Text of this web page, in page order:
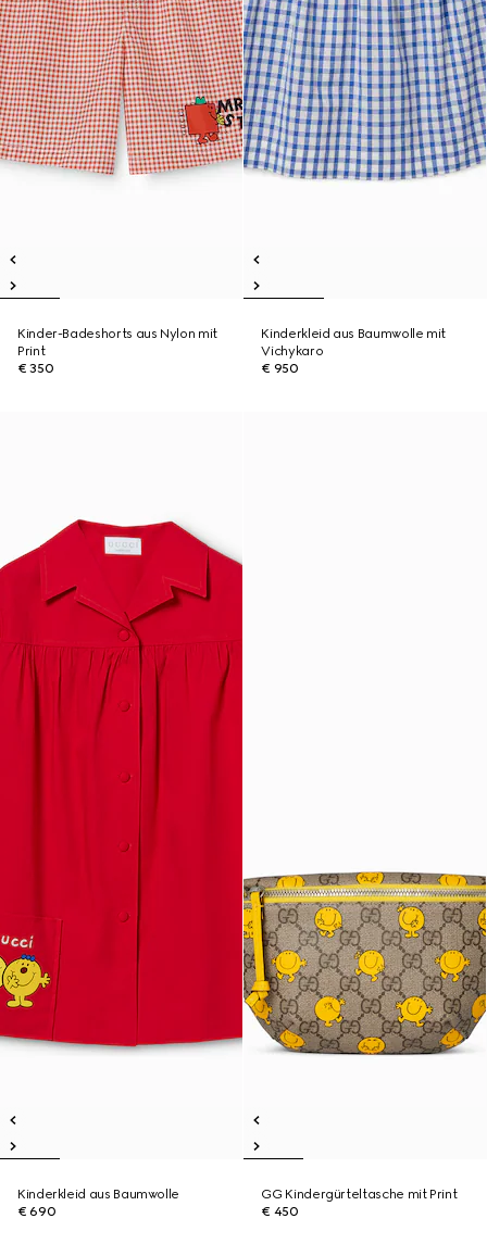
Kinder-Badeshorts aus Nylon mit
Print
€ 350
Kinderkleid aus Baumwolle mit
Vichykaro
€ 950
Kinderkleid aus Baumwolle
€ 690
GG Kindergürteltasche mit Print
€ 450